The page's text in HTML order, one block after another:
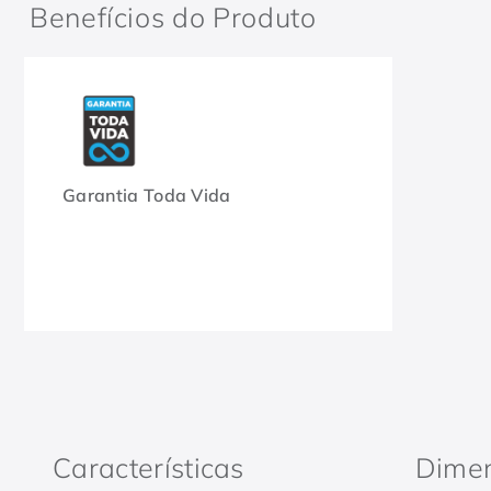
Benefícios do Produto
Garantia Toda Vida
Características